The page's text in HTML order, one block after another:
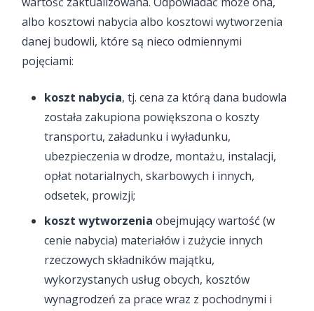
albo kosztowi nabycia albo kosztowi wytworzenia
danej budowli, które są nieco odmiennymi
pojęciami:
koszt nabycia, tj. cena za którą dana budowla
została zakupiona powiększona o koszty
transportu, załadunku i wyładunku,
ubezpieczenia w drodze, montażu, instalacji,
opłat notarialnych, skarbowych i innych,
odsetek, prowizji;
koszt wytworzenia obejmujący wartość (w
cenie nabycia) materiałów i zużycie innych
rzeczowych składników majątku,
wykorzystanych usług obcych, kosztów
wynagrodzeń za prace wraz z pochodnymi i